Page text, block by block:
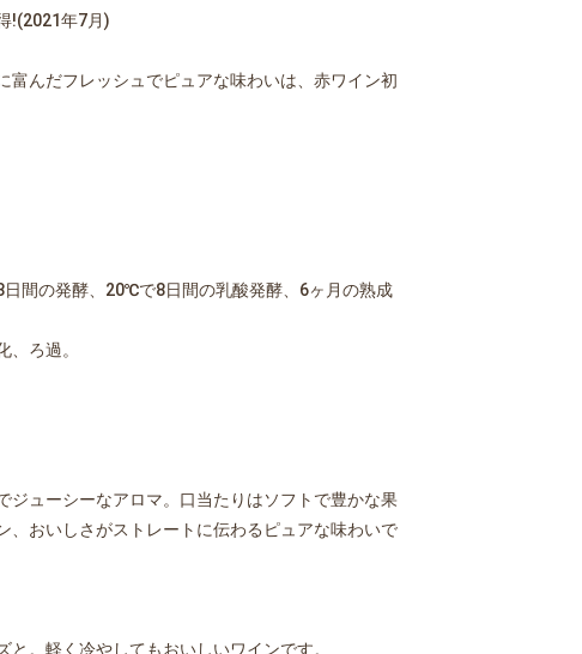
!(2021年7月)
んだフレッシュでピュアな味わいは、赤ワイン初
間の発酵、20℃で8日間の乳酸発酵、6ヶ月の熟成
ろ過。
ジューシーなアロマ。口当たりはソフトで豊かな果
おいしさがストレートに伝わるピュアな味わいで
。軽く冷やしてもおいしいワインです。